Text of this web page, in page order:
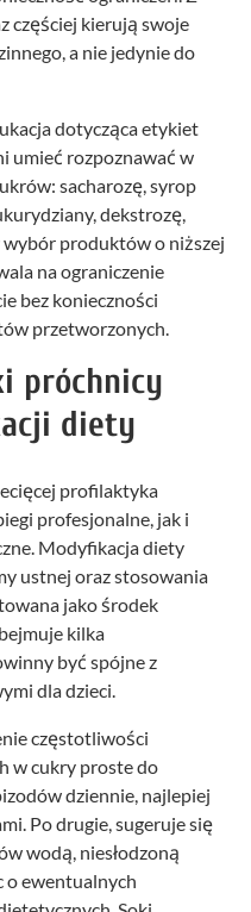
częściej kierują swoje
a nie jedynie do
dotycząca etykiet
umieć rozpoznawać w
sacharozę, syrop
dekstrozę,
produktów o niższej
na ograniczenie
bez konieczności
przetworzonych.
próchnicy
diety
profilaktyka
profesjonalne, jak i
Modyfikacja diety
ustnej oraz stosowania
jako środek
kilka
być spójne z
dla dzieci.
częstotliwości
w cukry proste do
dziennie, najlepiej
Po drugie, sugeruje się
wodą, niesłodzoną
o ewentualnych